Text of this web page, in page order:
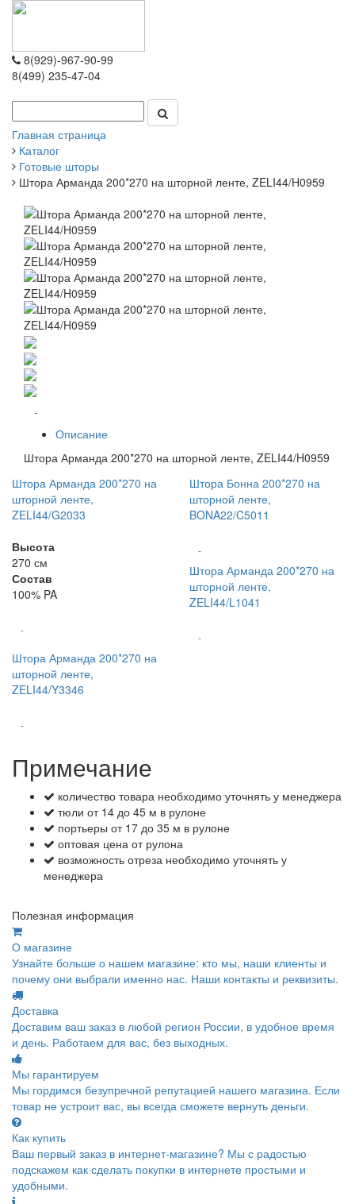
8(929)-967-90-99
8(499) 235-47-04
Главная страница
Каталог
Готовые шторы
Штора Арманда 200*270 на шторной ленте, ZELI44/H0959
-
Описание
Штора Арманда 200*270 на шторной ленте, ZELI44/H0959
Штора Арманда 200*270 на
шторной ленте,
ZELI44/G2033
Высота
270 см
Состав
100% PA
-
Штора Бонна 200*270 на
шторной ленте,
BONA22/C5011
-
Штора Арманда 200*270 на
шторной ленте,
ZELI44/L1041
-
Штора Арманда 200*270 на
шторной ленте,
ZELI44/Y3346
-
Примечание
количество товара необходимо уточнять у менеджера
тюли от 14 до 45 м в рулоне
портьеры от 17 до 35 м в рулоне
оптовая цена от рулона
возможность отреза необходимо уточнять у
менеджера
Полезная информация
О магазине
Узнайте больше о нашем магазине: кто мы, наши клиенты и
почему они выбрали именно нас. Наши контакты и реквизиты.
Доставка
Доставим ваш заказ в любой регион России, в удобное время
и день. Работаем для вас, без выходных.
Мы гарантируем
Мы гордимся безупречной репутацией нашего магазина. Если
товар не устроит вас, вы всегда сможете вернуть деньги.
Как купить
Ваш первый заказ в интернет-магазине? Мы с радостью
подскажем как сделать покупки в интернете простыми и
удобными.